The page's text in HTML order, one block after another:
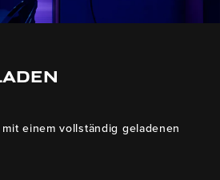
einem vollständig geladenen